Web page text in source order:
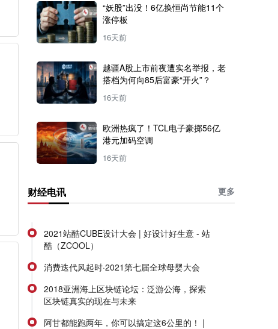
“妖股”出没！6亿换恒尚节能11个
涨停板
16天前
越疆A股上市前夜遭实名举报，老
搭档为何向85后富豪“开火”？
16天前
欧洲热疯了！TCL电子豪掷56亿
港元加码空调
16天前
财经电讯 更多
2021站酷CUBE设计大会 | 好设计好生意 - 站
酷（ZCOOL）
消费迭代风起时·2021第七届全球母婴大会
2018亚洲海上区块链论坛：泛游公海，探索
区块链真实的现在与未来
阿甘都能跑两年，你可以搞定这6公里的！ |